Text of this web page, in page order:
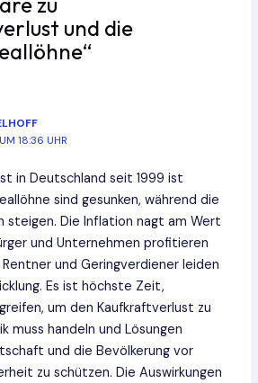
und die
18:36 UHR
in Deutschland seit 1999 ist
sind gesunken, während die
steigen. Die Inflation nagt am Wert
und Unternehmen profitieren
und Geringverdiener leiden
Es ist höchste Zeit,
um den Kaufkraftverlust zu
muss handeln und Lösungen
und die Bevölkerung vor
zu schützen. Die Auswirkungen